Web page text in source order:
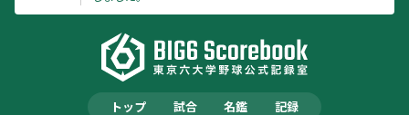
トップ 試合 名鑑 記録